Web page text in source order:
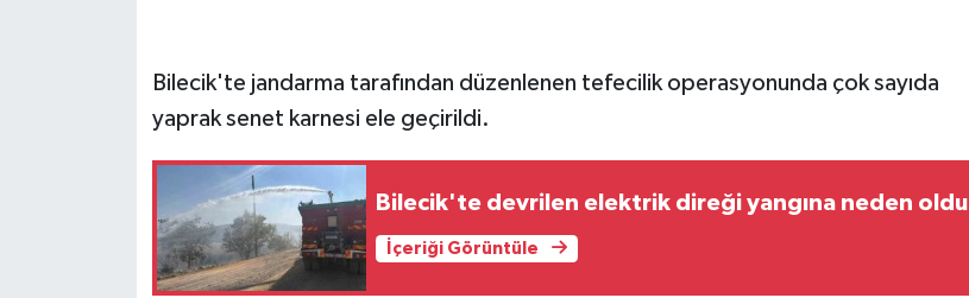
Bilecik'te jandarma tarafından düzenlenen tefecilik operasyonunda çok sayıda
yaprak senet karnesi ele geçirildi.
Bilecik'te devrilen elektrik direği yangına neden oldu
İçeriği Görüntüle
İş Dünyası